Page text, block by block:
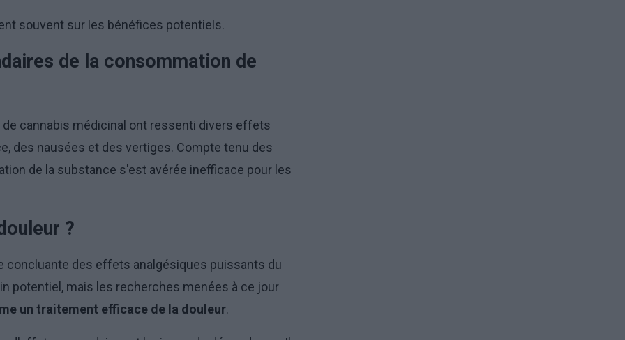
souvent sur les bénéfices potentiels.
de la consommation de
cannabis médicinal ont ressenti divers effets
des nausées et des vertiges. Compte tenu des
de la substance s'est avérée inefficace pour les
?
concluante des effets analgésiques puissants du
potentiel, mais les recherches menées à ce jour
un traitement efficace de la douleur.